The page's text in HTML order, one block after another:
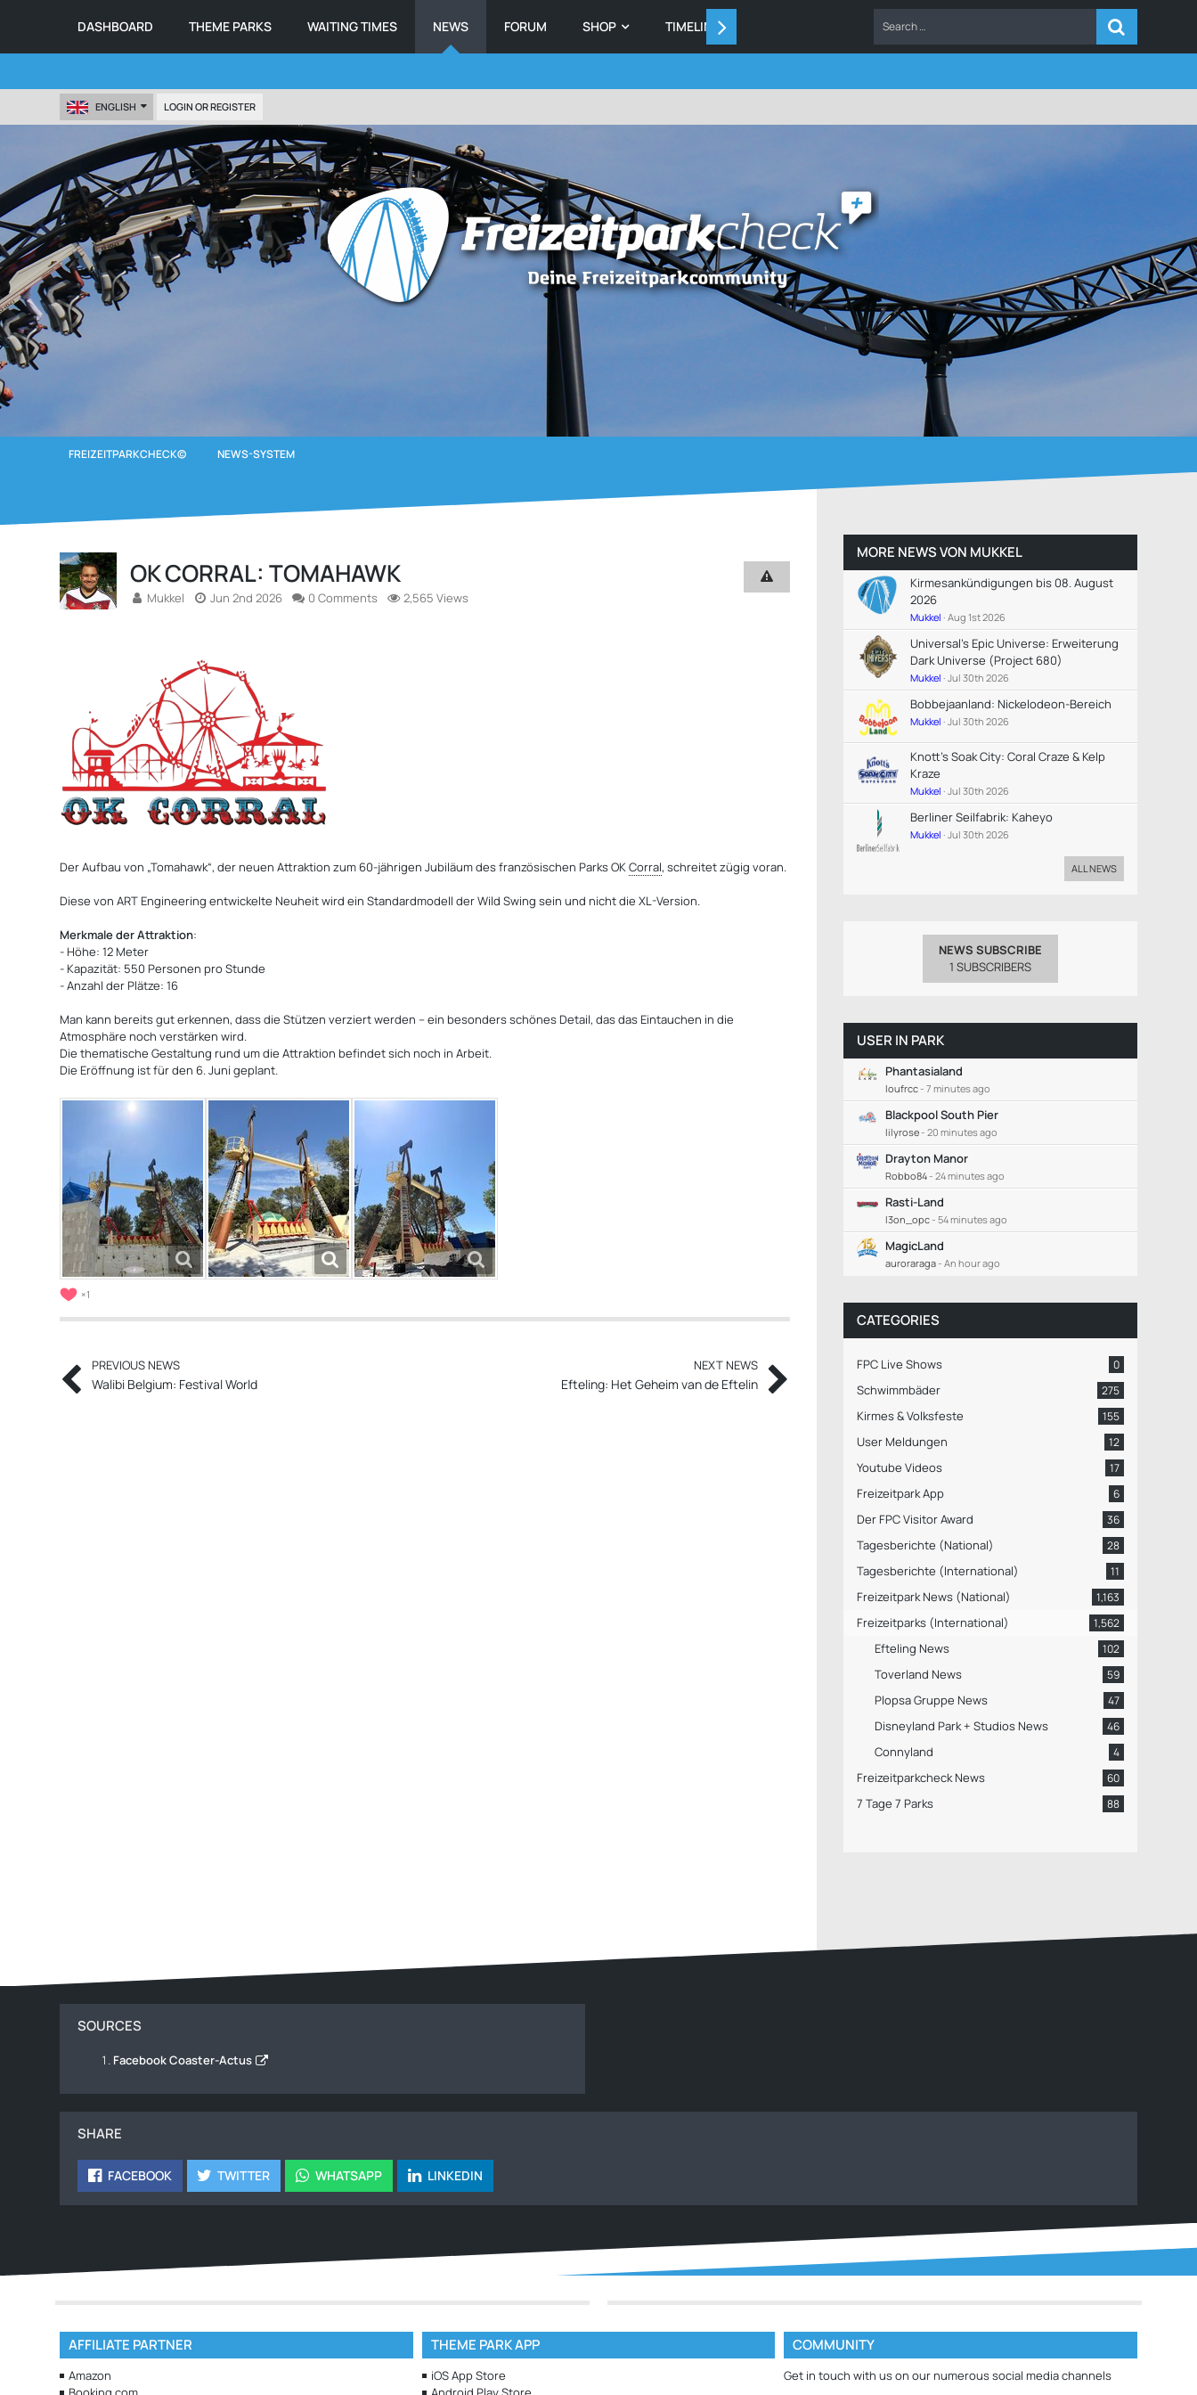
DASHBOARD THEME PARKS WAITING TIMES NEWS FORUM SHOP TIMELINE
ENGLISH LOGIN OR REGISTER
FREIZEITPARKCHECK© NEWS-SYSTEM
OK CORRAL: TOMAHAWK
Mukkel Jun 2nd 2026 0 Comments 2,565 Views
Der Aufbau von „Tomahawk“, der neuen Attraktion zum 60-jährigen Jubiläum des französischen Parks OKCorral, schreitet zügig voran.
Diese von ART Engineering entwickelte Neuheit wird ein Standardmodell der Wild Swing sein und nicht die XL-Version.
Merkmale der Attraktion:
- Höhe: 12 Meter
- Kapazität: 550 Personen pro Stunde
- Anzahl der Plätze: 16
Man kann bereits gut erkennen, dass die Stützen verziert werden – ein besonders schönes Detail, das das Eintauchen in die
Atmosphäre noch verstärken wird.
Die thematische Gestaltung rund um die Attraktion befindet sich noch in Arbeit.
Die Eröffnung ist für den 6. Juni geplant.
1
PREVIOUS NEWS
Walibi Belgium: Festival World
NEXT NEWS
Efteling: Het Geheim van de Eftelin
MORE NEWS VON MUKKEL
Kirmesankündigungen bis 08. August
2026
Mukkel Aug 1st 2026
Universal's Epic Universe: Erweiterung
Dark Universe (Project 680)
Mukkel Jul 30th 2026
Bobbejaanland: Nickelodeon-Bereich
Mukkel Jul 30th 2026
Knott's Soak City: Coral Craze & Kelp
Kraze
Mukkel Jul 30th 2026
Berliner Seilfabrik: Kaheyo
Mukkel Jul 30th 2026
ALL NEWS
NEWS SUBSCRIBE
1 SUBSCRIBERS
USER IN PARK
Phantasialand
loufrcc- 7 minutes ago
Blackpool South Pier
lilyrose- 20 minutes ago
Drayton Manor
Robbo84- 24 minutes ago
Rasti-Land
l3on_opc- 54 minutes ago
MagicLand
auroraraga- An hour ago
CATEGORIES
FPC Live Shows 0
Schwimmbäder 275
Kirmes & Volksfeste 155
User Meldungen 12
Youtube Videos 17
Freizeitpark App 6
Der FPC Visitor Award 36
Tagesberichte (National) 28
Tagesberichte (International) 11
Freizeitpark News (National) 1,163
Freizeitparks (International) 1,562
Efteling News 102
Toverland News 59
Plopsa Gruppe News 47
Disneyland Park + Studios News 46
Connyland 4
Freizeitparkcheck News 60
7 Tage 7 Parks 88
SOURCES
Facebook Coaster-Actus
SHARE
FACEBOOK TWITTER WHATSAPP LINKEDIN
AFFILIATE PARTNER
Amazon
THEME PARK APP
iOS App Store
COMMUNITY
Get in touch with us on our numerous social media channels